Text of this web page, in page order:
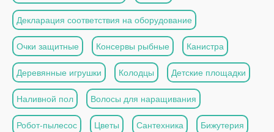
Декларация соответствия на оборудование
Очки защитные Консервы рыбные Канистра
Деревянные игрушки Колодцы Детские площадки
Наливной пол Волосы для наращивания
Робот-пылесос Цветы Сантехника Бижутерия